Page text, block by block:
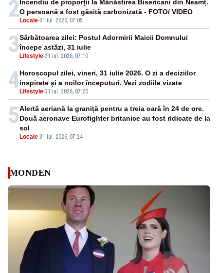
2 Locale-31 iul. 2026, 07:05
Incendiu de proporții la Mănăstirea Bisericani din Neamț.
O persoană a fost găsită carbonizată - FOTO/ VIDEO
3 Lifestyle-31 iul. 2026, 07:10
Sărbătoarea zilei: Postul Adormirii Maicii Domnului
începe astăzi, 31 iulie
4 Lifestyle-31 iul. 2026, 07:20
Horoscopul zilei, vineri, 31 iulie 2026. O zi a deciziilor
inspirate și a noilor începuturi. Vezi zodiile vizate
5
Locale-31 iul. 2026, 07:24
Alertă aeriană la graniță pentru a treia oară în 24 de ore.
Două aeronave Eurofighter britanice au fost ridicate de la
sol
MONDEN